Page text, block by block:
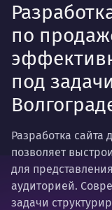
по
под
Разработка сайта
позволяет
для
аудиторией.
задачи